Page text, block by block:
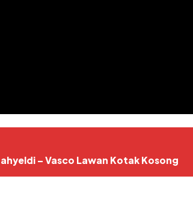
– Vasco Lawan Kotak Kosong